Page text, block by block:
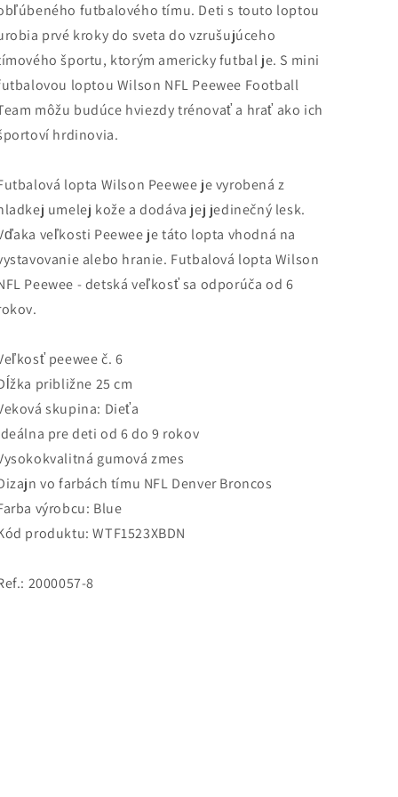
Mini
NFL
Peewee
Denver
Broncos
modrá
Mini
NFL
Peewee
Team
Denver
Broncos
modrá
futbalového tímu. Deti s touto loptou
prvé kroky do sveta do vzrušujúceho
športu, ktorým americky futbal je. S mini
loptou Wilson NFL Peewee Football
môžu budúce hviezdy trénovať a hrať ako ich
hrdinovia.
lopta Wilson Peewee je vyrobená z
umelej kože a dodáva jej jedinečný lesk.
veľkosti Peewee je táto lopta vhodná na
alebo hranie. Futbalová lopta Wilson
Peewee - detská veľkosť sa odporúča od 6
peewee č. 6
približne 25 cm
skupina: Dieťa
pre deti od 6 do 9 rokov
gumová zmes
vo farbách tímu NFL Denver Broncos
výrobcu: Blue
produktu: WTF1523XBDN
2000057-8